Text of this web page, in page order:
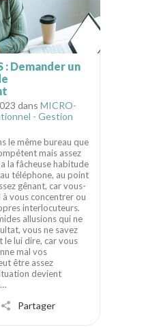
: Demander un
dans MICRO-
- Gestion
le même bureau que
mais assez
la fâcheuse habitude
téléphone, au point
gênant, car vous-
à vous concentrer ou
interlocuteurs.
allusions qui ne
vous ne savez
lui dire, car vous
mal vos
être assez
devient
Partager